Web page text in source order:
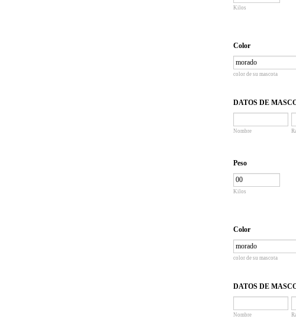
Kilos
Color
color de su mascota
DATOS DE
Nombre
Peso
Kilos
Color
color de su mascota
DATOS DE
Nombre